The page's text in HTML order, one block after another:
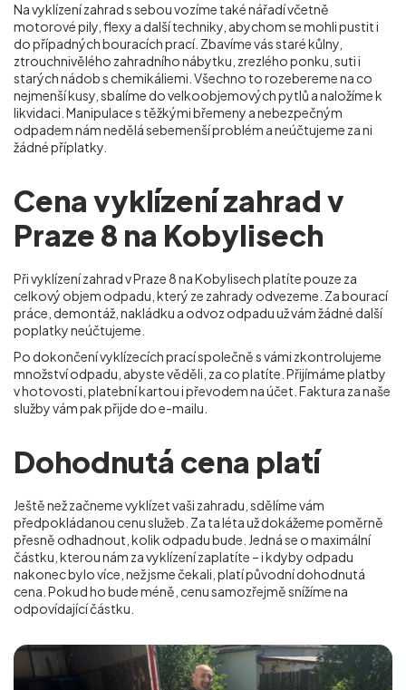
Na vyklízení zahrad s sebou vozíme také nářadí včetně
motorové pily, flexy a další techniky, abychom se mohli pustit i
do případných bouracích prací. Zbavíme vás staré kůlny,
ztrouchnivělého zahradního nábytku, zrezlého ponku, suti i
starých nádob s chemikáliemi. Všechno to rozebereme na co
nejmenší kusy, sbalíme do velkoobjemových pytlů a naložíme k
likvidaci. Manipulace s těžkými břemeny a nebezpečným
odpadem nám nedělá sebemenší problém a neúčtujeme za ni
žádné příplatky.
Cena vyklízení zahrad v
Praze 8 na Kobylisech
Při vyklízení zahrad v Praze 8 na Kobylisechplatíte pouze za
celkový objem odpadu, který ze zahrady odvezeme. Za bourací
práce, demontáž, nakládku a odvoz odpadu už vám žádné další
poplatky neúčtujeme.
Po dokončení vyklízecích prací společně s vámi zkontrolujeme
množství odpadu, abyste věděli, za co platíte. Přijímáme platby
v hotovosti, platební kartou i převodem na účet. Faktura za naše
služby vám pak přijde do e-mailu.
Dohodnutá cena platí
Ještě než začneme vyklízet vaši zahradu, sdělíme vám
předpokládanou cenu služeb. Za ta léta už dokážeme poměrně
přesně odhadnout, kolik odpadu bude. Jedná se o maximální
částku, kterou nám za vyklízení zaplatíte – i kdyby odpadu
nakonec bylo více, než jsme čekali, platí původní dohodnutá
cena. Pokud ho bude méně, cenu samozřejmě snížíme na
odpovídající částku.